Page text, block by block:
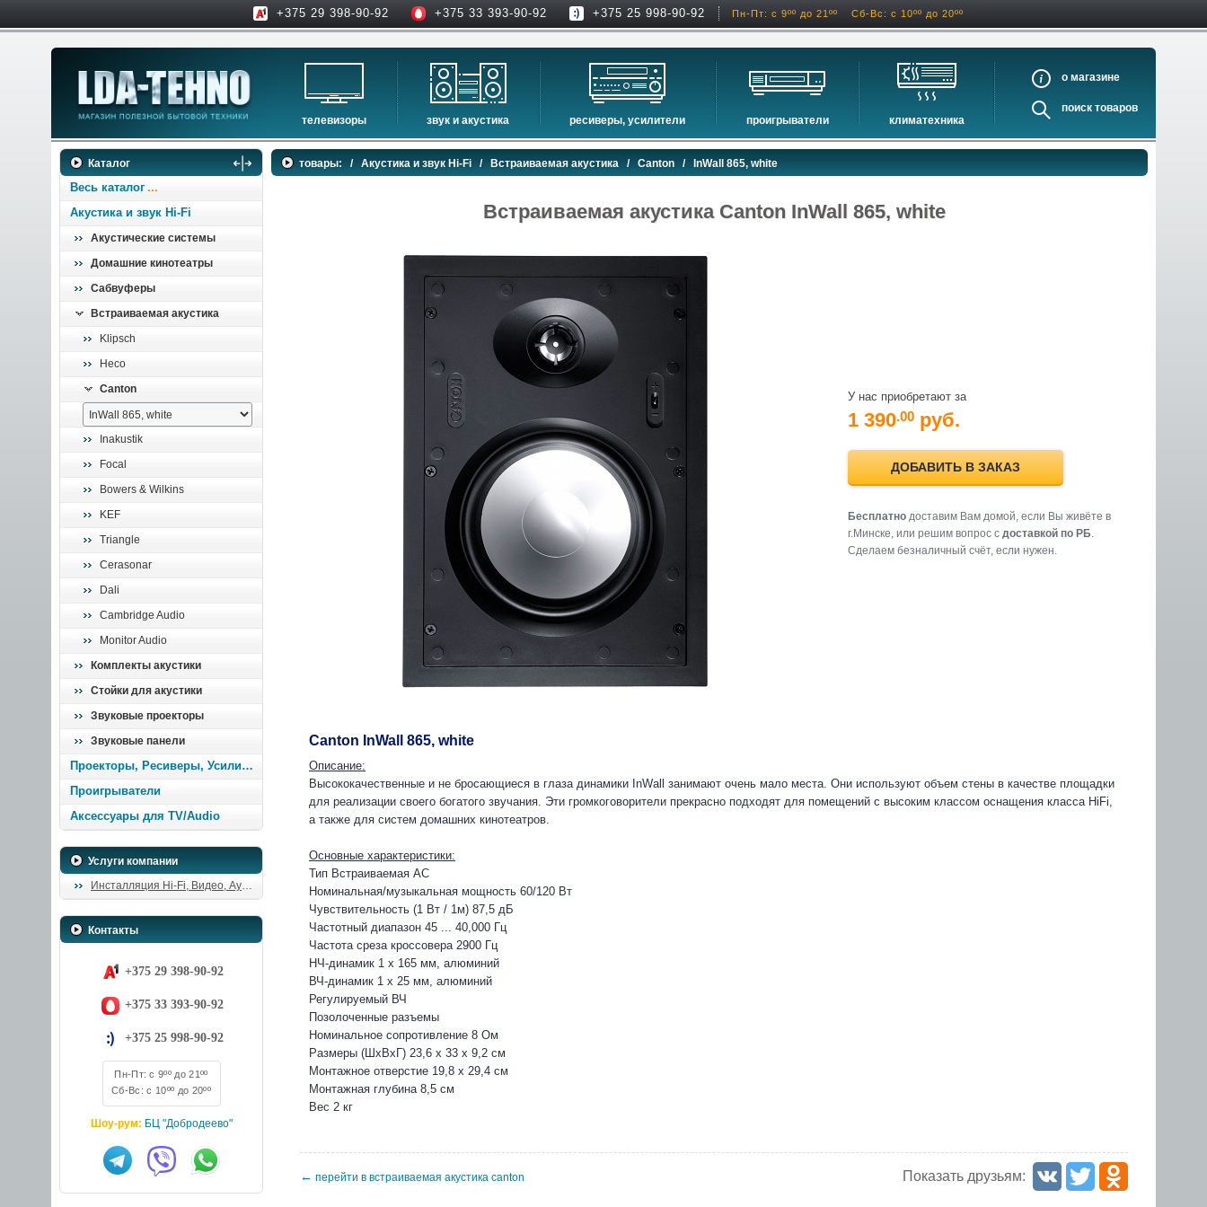
+375 29 398-90-92 +375 33 393-90-92 +375 25 998-90-92 Пн-Пт: с 9ºº до 21ºº Сб-Вс: с 10ºº до 20ºº
телевизоры
телевизоры
аксессуары для тв
звук и акустика
hi-fi акустика
музыкальные центры
комплекты акустики
стойки для акустики
звуковые проекторы
звуковые панели
шумоизоляция
ресиверы, усилители
проекторы
экраны для проекторов
усилители
преобразователи, накопители и др.
проигрыватели
сетевые проигрыватели
проигрыватели виниловых дисков
blu-ray проигрыватели
климатехника
кондиционеры
очистители и увлажнители воздуха
осушители воздуха
о
поиск
Каталог
Весь каталог
Акустика и звук Hi-Fi
Акустические системы
Домашние кинотеатры
Сабвуферы
Встраиваемая акустика
Klipsch
Heco
Canton
Inakustik
Focal
Bowers & Wilkins
KEF
Triangle
Cerasonar
Dali
Cambridge Audio
Monitor Audio
Комплекты акустики
Стойки для акустики
Звуковые проекторы
Звуковые панели
Проекторы, Ресиверы, Усилители
Проигрыватели
Аксессуары для TV/Audio
Услуги компании
Инсталляция Hi-Fi, Видео, Аудио
Контакты
+375 29 398-90-92
+375 33 393-90-92
+375 25 998-90-92
Пн-Пт: с 9ºº до 21ºº
Сб-Вс: с 10ºº до 20ºº
Шоу-рум: БЦ "Добродеево"
товары: / Акустика и звук Hi-Fi / Встраиваемая акустика / Canton / InWall 865, white
Встраиваемая акустика Canton InWall 865, white
У нас приобретают за
1 390.00 руб.
ДОБАВИТЬ В ЗАКАЗ
Бесплатнодоставим Вам домой, если Вы живёте в
г.Минске, или решим вопрос с доставкой по РБ.
Cделаем безналичный счёт, если нужен.
Canton InWall 865, white
Описание:
Высококачественные и не бросающиеся в глаза динамики InWall занимают очень мало места. Они используют объем стены в качестве площадки
для реализации своего богатого звучания. Эти громкоговорители прекрасно подходят для помещений с высоким классом оснащения класса HiFi,
а также для систем домашних кинотеатров.
Основные характеристики:
Тип Встраиваемая АС
Номинальная/музыкальная мощность 60/120 Вт
Чувствительность (1 Вт / 1м) 87,5 дБ
Частотный диапазон 45 ... 40,000 Гц
Частота среза кроссовера 2900 Гц
НЧ-динамик 1 х 165 мм, алюминий
ВЧ-динамик 1 х 25 мм, алюминий
Регулируемый ВЧ
Позолоченные разъемы
Номинальное сопротивление 8 Ом
Размеры (ШхВхГ) 23,6 х 33 х 9,2 см
Монтажное отверстие 19,8 х 29,4 см
Монтажная глубина 8,5 см
Вес 2 кг
Показать друзьям:
← перейти в встраиваемая акустика canton